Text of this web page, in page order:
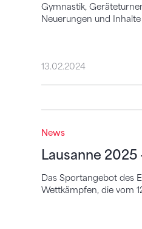
Gymnastik,
Neuerungen und
13.02.2024
News
Lausanne
Das Sportangebot des
Wettkämpfen, die vom
Lausanne 2025 –